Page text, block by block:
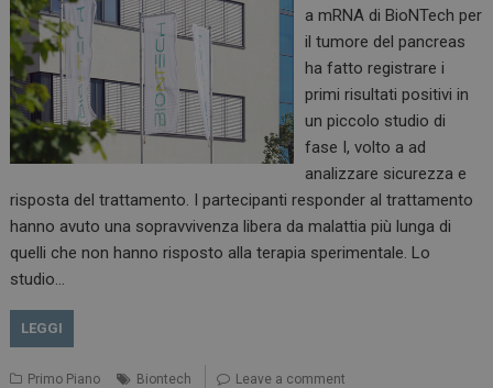
a mRNA di BioNTech per
il tumore del pancreas
ha fatto registrare i
primi risultati positivi in
un piccolo studio di
fase I, volto a ad
analizzare sicurezza e
risposta del trattamento. I partecipanti responder al trattamento
hanno avuto una sopravvivenza libera da malattia più lunga di
quelli che non hanno risposto alla terapia sperimentale. Lo
studio…
LEGGI
Primo Piano Biontech Leave a comment